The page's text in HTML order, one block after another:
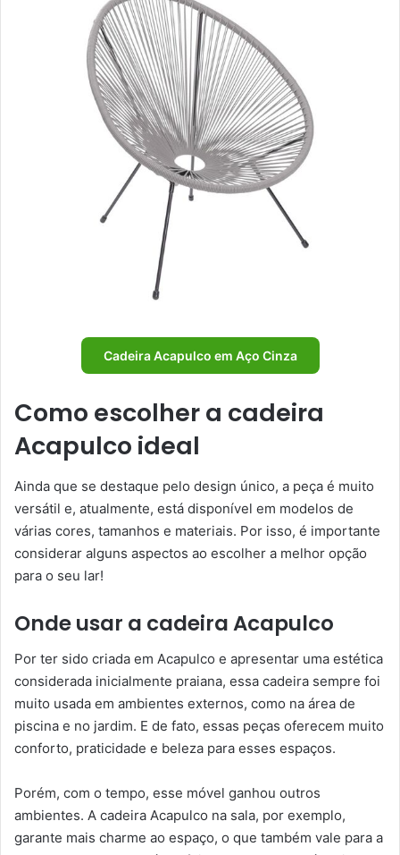
Cadeira Acapulco em Aço Cinza
Como escolher a cadeira
Acapulco ideal
Ainda que se destaque pelo design único, a peça é muito
versátil e, atualmente, está disponível em modelos de
várias cores, tamanhos e materiais. Por isso, é importante
considerar alguns aspectos ao escolher a melhor opção
para o seu lar!
Onde usar a cadeira Acapulco
Por ter sido criada em Acapulco e apresentar uma estética
considerada inicialmente praiana, essa cadeira sempre foi
muito usada em ambientes externos, como na área de
piscina e no jardim. E de fato, essas peças oferecem muito
conforto, praticidade e beleza para esses espaços.
Porém, com o tempo, esse móvel ganhou outros
ambientes. A cadeira Acapulco na sala, por exemplo,
garante mais charme ao espaço, o que também vale para a